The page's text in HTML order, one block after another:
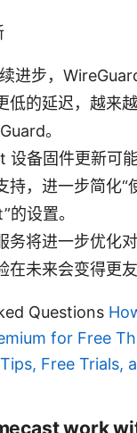
进步，
低的延迟，越来
。
设备固件更新可
持，进一步简化“
设置。
务将进一步优化
在未来会变得更友
Questions
for Free
Free Trials,
work